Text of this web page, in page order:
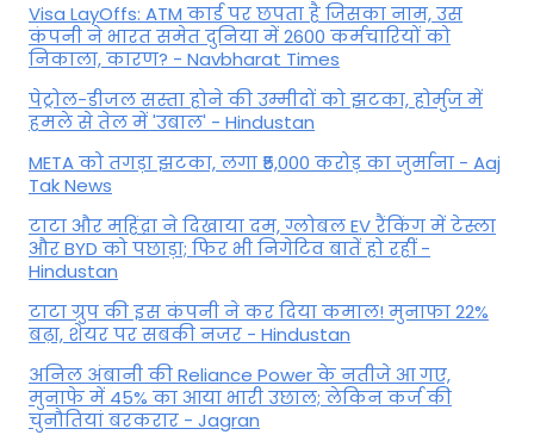
Visa LayOffs: ATM कार्ड पर छपता है जिसका नाम, उस
कंपनी ने भारत समेत दुनिया में 2600 कर्मचारियों को
निकाला, कारण? - Navbharat Times
पेट्रोल-डीजल सस्ता होने की उम्मीदों को झटका, होर्मुज में
हमले से तेल में 'उबाल' - Hindustan
META को तगड़ा झटका, लगा ₹5,000 करोड़ का जुर्माना - Aaj
Tak News
टाटा और महिंद्रा ने दिखाया दम, ग्लोबल EV रैंकिंग में टेस्ला
और BYD को पछाड़ा; फिर भी निगेटिव बातें हो रहीं -
Hindustan
टाटा ग्रुप की इस कंपनी ने कर दिया कमाल! मुनाफा 22%
बढ़ा, शेयर पर सबकी नजर - Hindustan
अनिल अंबानी की Reliance Power के नतीजे आ गए,
मुनाफे में 45% का आया भारी उछाल; लेकिन कर्ज की
चुनौतियां बरकरार - Jagran